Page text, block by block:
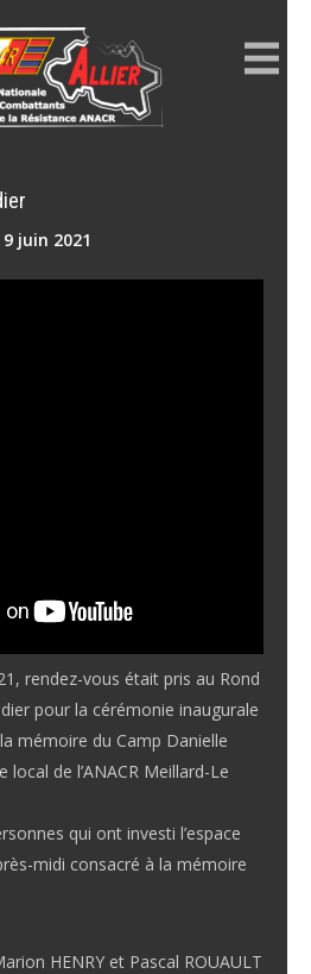
9 juin 2021
rendez-vous était pris au Rond
pour la cérémonie inaugurale
mémoire du Camp Danielle
de l’ANACR Meillard-Le
qui ont investi l’espace
midi consacré à la mémoire
HENRY et Pascal ROUAULT